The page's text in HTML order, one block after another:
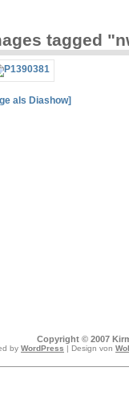
tagged
als Diashow]
Copyright © 2007
by WordPress | Design von